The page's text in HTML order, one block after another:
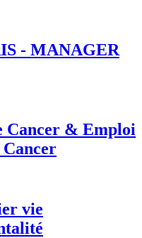
- MANAGER
Cancer & Emploi
vie